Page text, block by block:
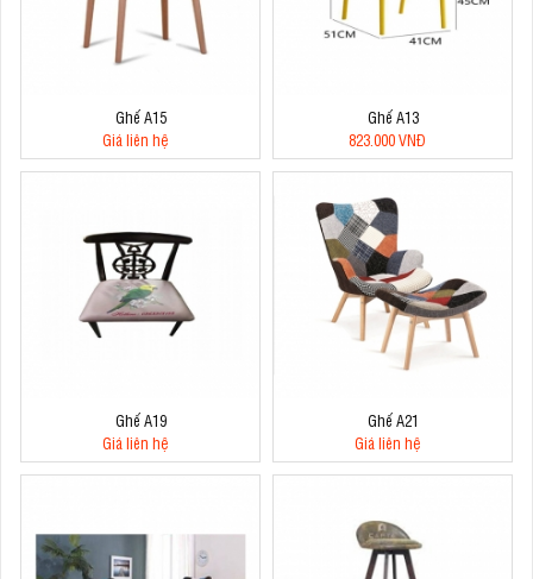
Ghế A15
Giá liên hệ
Ghế A13
823.000 VNĐ
Ghế A19
Giá liên hệ
Ghế A21
Giá liên hệ